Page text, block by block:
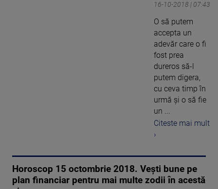
16-10-2018 | 07:43
O să putem
accepta un
adevăr care o fi
fost prea
dureros să-l
putem digera,
cu ceva timp în
urmă şi o să fie
un ...
Citeste mai mult
›
Horoscop 15 octombrie 2018. Vești bune pe
plan financiar pentru mai multe zodii în acestă